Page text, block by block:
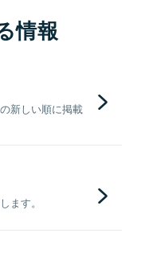
情報
新しい順に掲載
ます。